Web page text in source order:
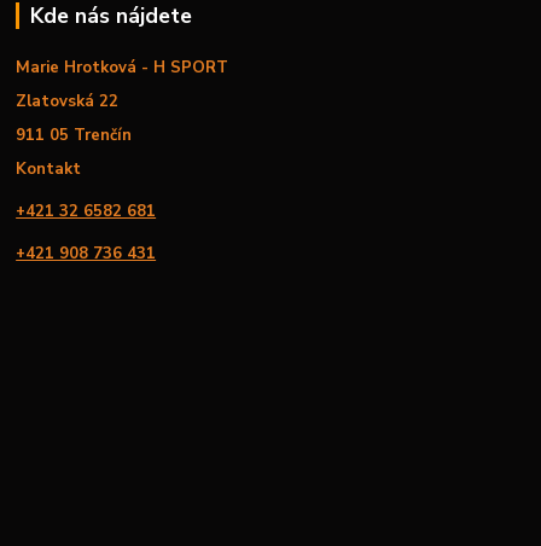
Kde nás nájdete
Marie Hrotková - H SPORT
Zlatovská 22
911 05 Trenčín
Kontakt
+421 32 6582 681
+421 908 736 431